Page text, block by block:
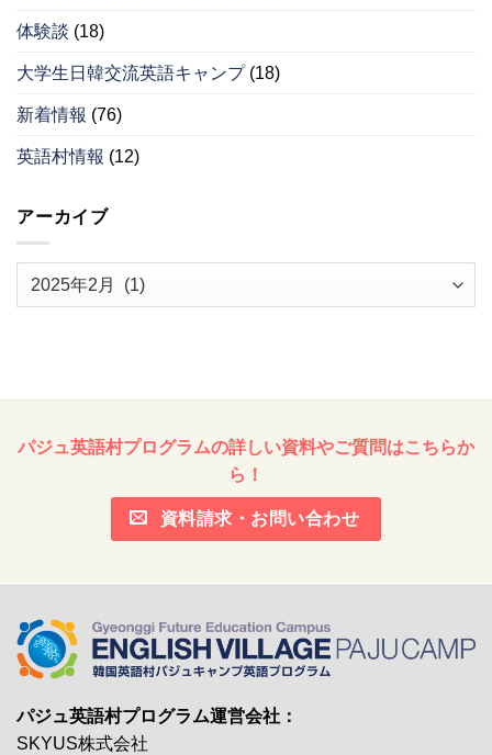
体験談 (18)
大学生日韓交流英語キャンプ(18)
新着情報 (76)
英語村情報 (12)
アーカイブ
パジュ英語村プログラムの詳しい資料やご質問はこちらか
ら！
資料請求・お問い合わせ
パジュ英語村プログラム運営会社：
SKYUS株式会社